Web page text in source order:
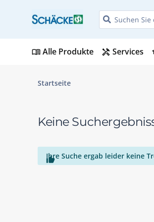
menu_bookAlle Produkte handyman Services
Startseite
Keine

Ihre Suche ergab leider keine